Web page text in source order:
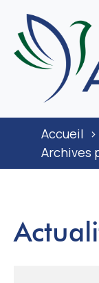
Accueil >
Archives